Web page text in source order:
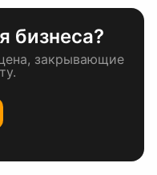
бизнеса?
закрывающие